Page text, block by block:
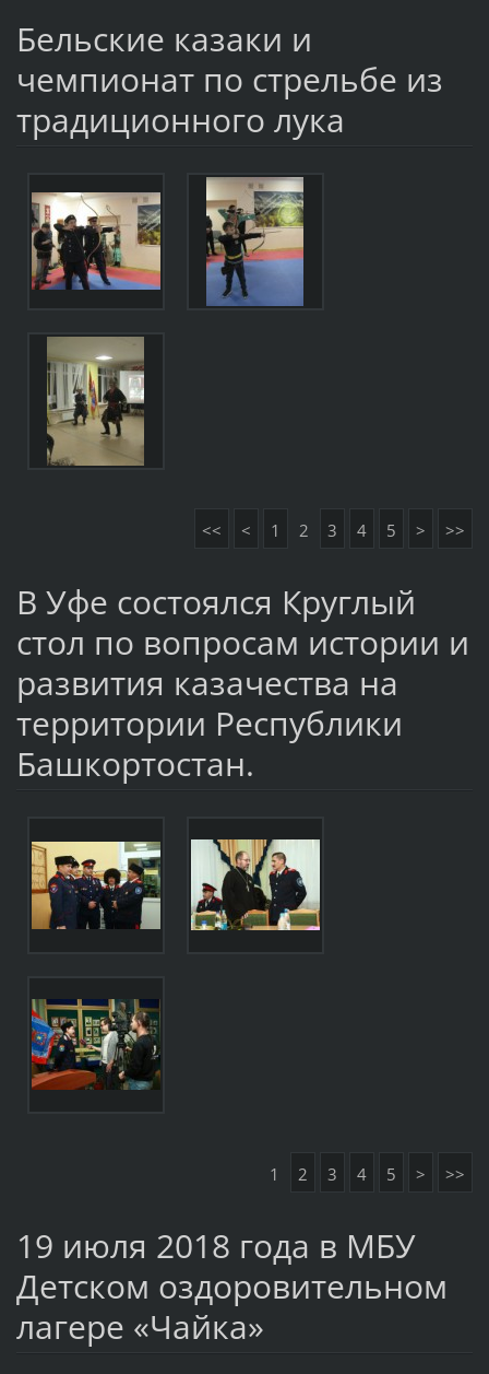
Бельские казаки и
чемпионат по стрельбе из
традиционного лука
<< < 1 2 3 4 5 > >>
В Уфе состоялся Круглый
стол по вопросам истории и
развития казачества на
территории Республики
Башкортостан.
1 2 3 4 5 > >>
19 июля 2018 года в МБУ
Детском оздоровительном
лагере «Чайка»